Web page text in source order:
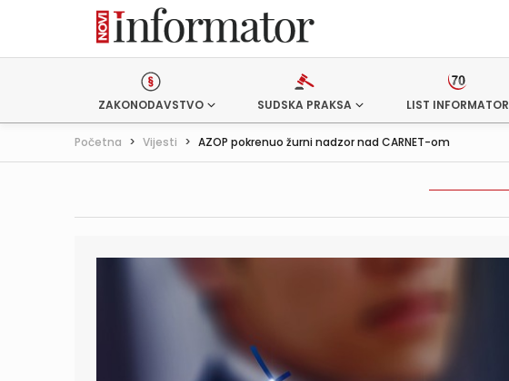
ZAKONODAVSTVO SUDSKA PRAKSA LIST INFORMATOR
Početna > Vijesti > AZOP pokrenuo žurni nadzor nad CARNET-om